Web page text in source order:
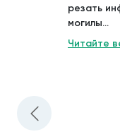
резать
могилы...
Читайте